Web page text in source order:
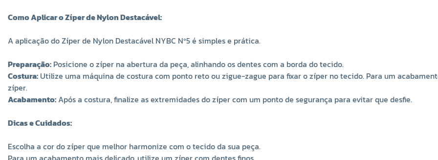
Como Aplicar o Zíper de Nylon Destacável:
A aplicação do Zíper de Nylon Destacável NYBC Nº5 é simples e prática.
Preparação: Posicione o zíper na abertura da peça, alinhando os dentes com a borda do tecido.
Costura: Utilize uma máquina de costura com ponto reto ou zigue-zague para fixar o zíper no tecido. Para um
zíper.
Acabamento: Após a costura, finalize as extremidades do zíper com um ponto de segurança para evitar que desfie.
Dicas e Cuidados:
Escolha a cor do zíper que melhor harmonize com o tecido da sua peça.